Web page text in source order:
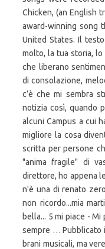
Chicken, (an English
award-winning song
United States. Il
molto, la tua storia,
che liberano
di consolazione,
c’è che mi sembra
notizia così, quando
alcuni Campus a cui
migliore la cosa
scritta per persone
"anima fragile" di
direttore, ho appena
n'è una di renato
non ricordo...mia
bella... 5 mi piace -
sempre … Pubblicato
brani musicali, ma